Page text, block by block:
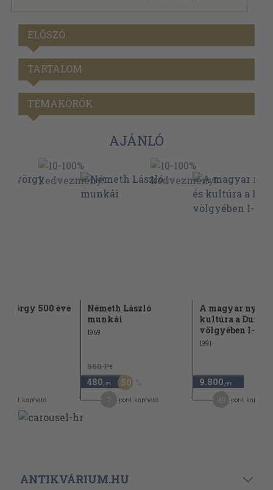
ELŐSZÓ
TARTALOM
TÉMAKÖRÖK
AJÁNLÓ
György 500 éve
pont kapható
Németh László
munkái
1969
960 Ft
480 ,-Ft 50
pont kapható
A magyar nyelv
kultúra a Duna-
völgyében I-II.
1991
9.800 ,-Ft
pont kapható
ANTIKVÁRIUM.HU